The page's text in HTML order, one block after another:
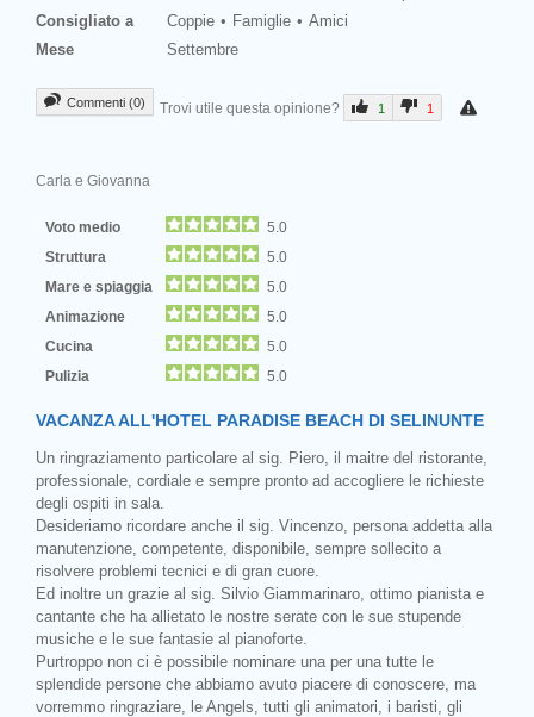
Consigliato a
Coppie Famiglie
Amici
Mese
Settembre
Commenti (0) Trovi utile questa opinione? 1 1
Carla e Giovanna
Voto medio
5.0
Struttura
5.0
Mare e spiaggia
5.0
Animazione
5.0
Cucina
5.0
Pulizia
5.0
VACANZA ALL'HOTEL PARADISE BEACH DI SELINUNTE
Un ringraziamento particolare al sig. Piero, il maitre del ristorante,
professionale, cordiale e sempre pronto ad accogliere le richieste
degli ospiti in sala.
Desideriamo ricordare anche il sig. Vincenzo, persona addetta alla
manutenzione, competente, disponibile, sempre sollecito a
risolvere problemi tecnici e di gran cuore.
Ed inoltre un grazie al sig. Silvio Giammarinaro, ottimo pianista e
cantante che ha allietato le nostre serate con le sue stupende
musiche e le sue fantasie al pianoforte.
Purtroppo non ci è possibile nominare una per una tutte le
splendide persone che abbiamo avuto piacere di conoscere, ma
vorremmo ringraziare, le Angels, tutti gli animatori, i baristi, gli